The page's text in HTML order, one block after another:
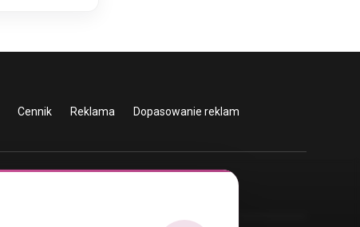
Cennik Reklama Dopasowanie reklam